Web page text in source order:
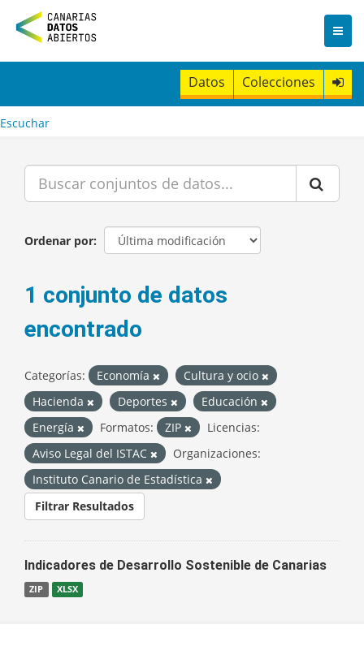
n
t
Datos Colecciones
Escuchar
Ordenar por
1 conjunto de datos
encontrado
Categorías: Economía
Cultura y ocio
Hacienda
Deportes
Educación
Energía
Formatos: ZIP
Licencias:
Aviso Legal del ISTAC
Organizaciones:
Instituto Canario de Estadística
Filtrar Resultados
Indicadores de Desarrollo Sostenible de Canarias
ZIP XLSX